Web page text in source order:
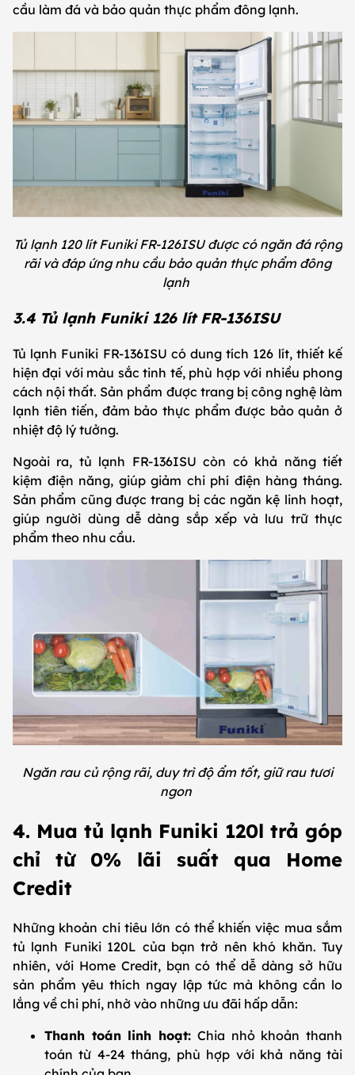
cầu làm đá và bảo quản thực phẩm đông lạnh.
Tủ lạnh 120 lít Funiki FR-126ISU được có ngăn đá rộng
rãi và đáp ứng nhu cầu bảo quản thực phẩm đông
lạnh
3.4 Tủ lạnh Funiki 126 lít FR-136ISU
Tủ lạnh Funiki FR-136ISU có dung tích 126 lít, thiết kế
hiện đại với màu sắc tinh tế, phù hợp với nhiều phong
cách nội thất. Sản phẩm được trang bị công nghệ làm
lạnh tiên tiến, đảm bảo thực phẩm được bảo quản ở
nhiệt độ lý tưởng.
Ngoài ra, tủ lạnh FR-136ISU còn có khả năng tiết
kiệm điện năng, giúp giảm chi phí điện hàng tháng.
Sản phẩm cũng được trang bị các ngăn kệ linh hoạt,
giúp người dùng dễ dàng sắp xếp và lưu trữ thực
phẩm theo nhu cầu.
Ngăn rau củ rộng rãi, duy trì độ ẩm tốt, giữ rau tươi
ngon
4. Mua tủ lạnh Funiki 120l trả góp
chỉ từ 0% lãi suất qua Home
Credit
Những khoản chi tiêu lớn có thể khiến việc mua sắm
tủ lạnh Funiki 120L của bạn trở nên khó khăn. Tuy
nhiên, với Home Credit, bạn có thể dễ dàng sở hữu
sản phẩm yêu thích ngay lập tức mà không cần lo
lắng về chi phí, nhờ vào những ưu đãi hấp dẫn:
Thanh toán linh hoạt: Chia nhỏ khoản thanh
toán từ 4-24 tháng, phù hợp với khả năng tài